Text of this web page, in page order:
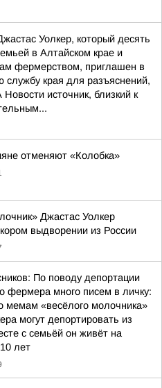
Уолкер, который десять
в Алтайском крае и
фермерством, приглашен в
службу края для разъяснений,
источник, близкий к
отменяют «Колобка»
Джастас Уолкер
выдворении из России
По поводу депортации
фермера много писем в личку:
мемам «весёлого молочника»
могут депортировать из
с семьёй он живёт на
лет